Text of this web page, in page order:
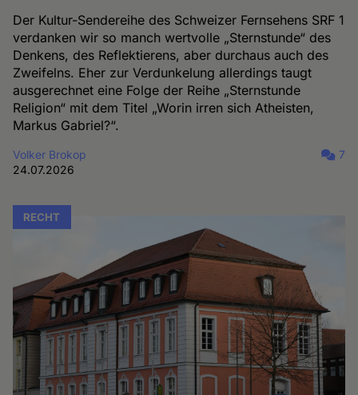
Der Kultur-Sendereihe des Schweizer Fernsehens SRF 1
verdanken wir so manch wertvolle „Sternstunde“ des
Denkens, des Reflektierens, aber durchaus auch des
Zweifelns. Eher zur Verdunkelung allerdings taugt
ausgerechnet eine Folge der Reihe „Sternstunde
Religion“ mit dem Titel „Worin irren sich Atheisten,
Markus Gabriel?“.
Volker Brokop
24.07.2026
7
RECHT